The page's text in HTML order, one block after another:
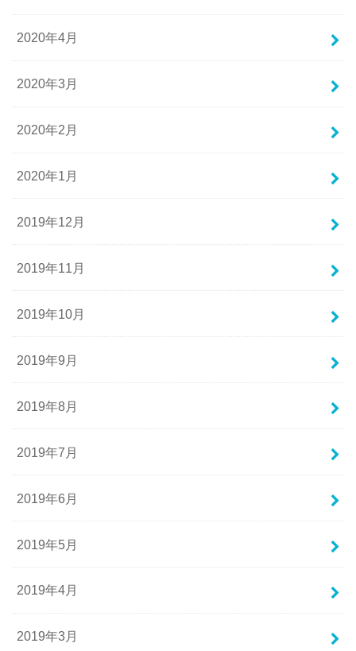
2020年4月
2020年3月
2020年2月
2020年1月
2019年12月
2019年11月
2019年10月
2019年9月
2019年8月
2019年7月
2019年6月
2019年5月
2019年4月
2019年3月